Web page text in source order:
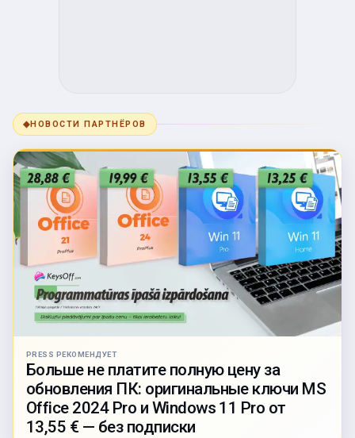
◆НОВОСТИ ПАРТНЁРОВ
PRESS РЕКОМЕНДУЕТ
Больше не платите полную цену за
обновления ПК: оригинальные ключи MS
Office 2024 Pro и Windows 11 Pro от
13,55 € — без подписки